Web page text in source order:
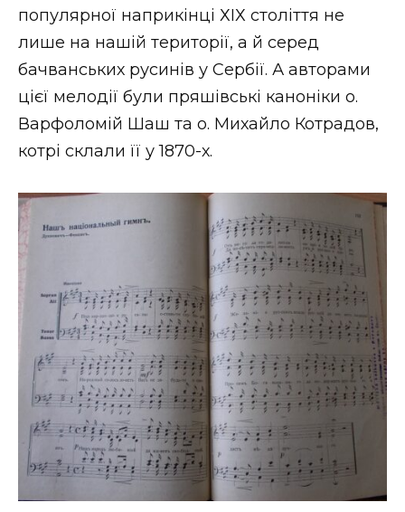
популярної наприкінці ХІХ століття не
лише на нашій території, а й серед
бачванських русинів у Сербії. А авторами
цієї мелодії були пряшівські каноніки о.
Варфоломій Шаш та о. Михайло Котрадов,
котрі склали її у 1870-х.